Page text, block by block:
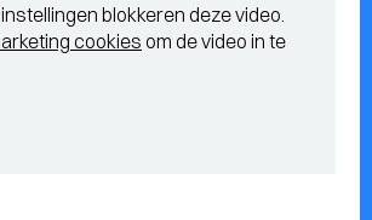
blokkeren deze video.
cookies om de video in te